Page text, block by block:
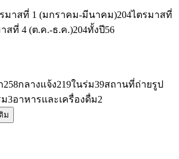
มาสที่ 1 (มกราคม-มีนาคม)204ไตรมาสที่
สที่ 4 (ต.ค.-ธ.ค.)204ทั้งปี56
258กลางแจ้ง219ในร่ม39สถานที่ถ่ายรูป
3อาหารและเครื่องดื่ม2
ม